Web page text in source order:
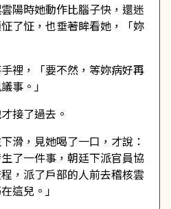
陽時她動作比腦子快，還迷
了怔，也垂著眸看她，「妳
裡，「要不然，等妳病好再
事。」
接了過去。
滑，見她喝了一口，才說：
了一件事，朝廷下派官員協
，派了戶部的人前去稽核雲
這兒。」